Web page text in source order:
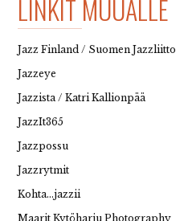
LINKIT MUUALLE
Jazz Finland / Suomen Jazzliitto
Jazzeye
Jazzista / Katri Kallionpää
JazzIt365
Jazzpossu
Jazzrytmit
Kohta…jazzii
Maarit Kytöharju Photography